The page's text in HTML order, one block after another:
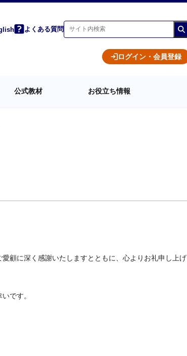
よくある質問
ログイン・会員登録
公式教材 お役立ち情報
顧に深く感謝いたしますとともに、心よりお礼申し上げ
です。